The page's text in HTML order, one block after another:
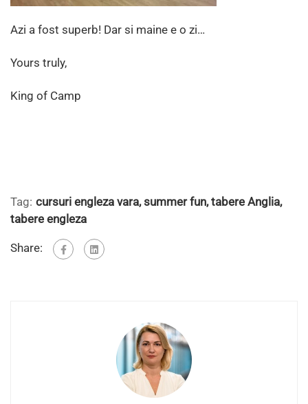
Azi a fost superb! Dar si maine e o zi…
Yours truly,
King of Camp
Tag: cursuri engleza vara,summer fun,tabere Anglia,
tabere engleza
Share: